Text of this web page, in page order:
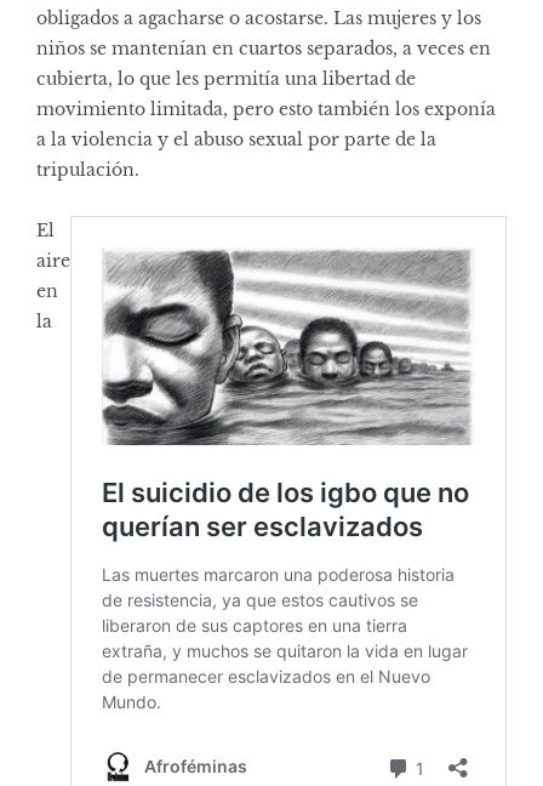
obligados a agacharse o acostarse. Las mujeres y los
niños se mantenían en cuartos separados, a veces en
cubierta, lo que les permitía una libertad de
movimiento limitada, pero esto también los exponía
a la violencia y el abuso sexual por parte de la
tripulación.
El
aire
en
la